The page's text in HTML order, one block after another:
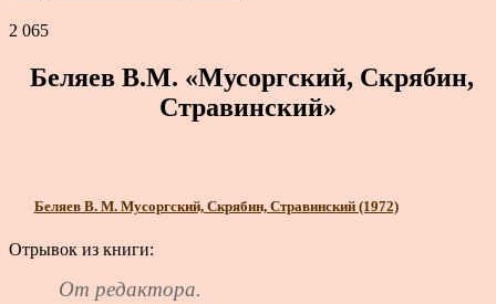
2 065
Беляев В.М. «Мусоргский, Скрябин,
Стравинский»
Беляев В. М. Мусоргский, Скрябин, Стравинский (1972)
Отрывок из книги:
От редактора.